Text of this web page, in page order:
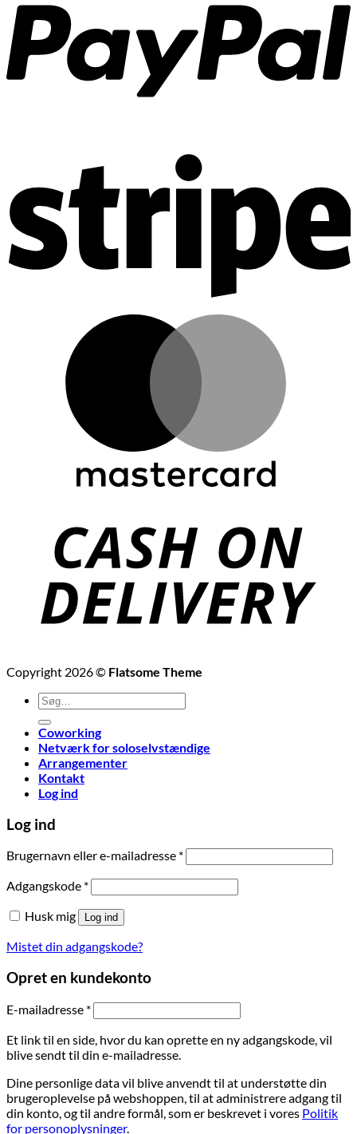
Copyright 2026 © Flatsome Theme
Søg
efter:
Coworking
Netværk for soloselvstændige
Arrangementer
Kontakt
Log ind
Log ind
Brugernavn eller e-mailadresse *Påkrævet
Adgangskode *Påkrævet
Husk mig Log ind
Mistet din adgangskode?
Opret en kundekonto
E-mailadresse *Påkrævet
Et link til en side, hvor du kan oprette en ny adgangskode, vil
blive sendt til din e-mailadresse.
Dine personlige data vil blive anvendt til at understøtte din
brugeroplevelse på webshoppen, til at administrere adgang til
din konto, og til andre formål, som er beskrevet i vores Politik
for personoplysninger.